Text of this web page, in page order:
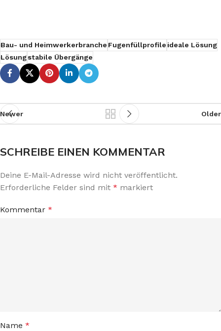
Bau- und HeimwerkerbrancheFugenfüllprofileideale Lösung
Lösungstabile Übergänge
Newer Older
SCHREIBE EINEN KOMMENTAR
Deine E-Mail-Adresse wird nicht veröffentlicht.
Erforderliche Felder sind mit * markiert
Kommentar *
Name *